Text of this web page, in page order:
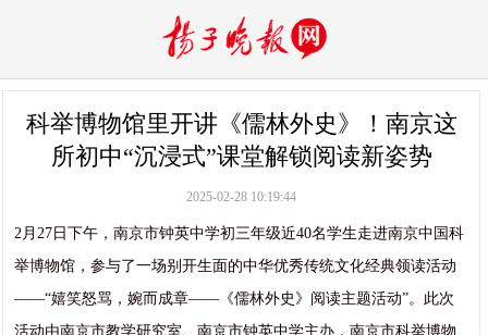
科举博物馆里开讲《儒林外史》！南京这
所初中“沉浸式”课堂解锁阅读新姿势
2025-02-28 10:19:44
2月27日下午，南京市钟英中学初三年级近40名学生走进南京中国科
举博物馆，参与了一场别开生面的中华优秀传统文化经典领读活动
——“嬉笑怒骂，婉而成章——《儒林外史》阅读主题活动”。此次
活动由南京市教学研究室、南京市钟英中学主办，南京市科举博物